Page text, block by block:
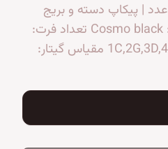
سیستم خرک: MR5 تعداد و نوع پیکاپ: 2 عدد | پیکاپ دسته و بریج
Bartolini BH2 Passive لعاب سخت افزار: Cosmo black تعداد فرت:
24 (+ zero fret) کوک استاندارد: 1C,2G,3D,4A,5E,6B مقیاس گیتار: